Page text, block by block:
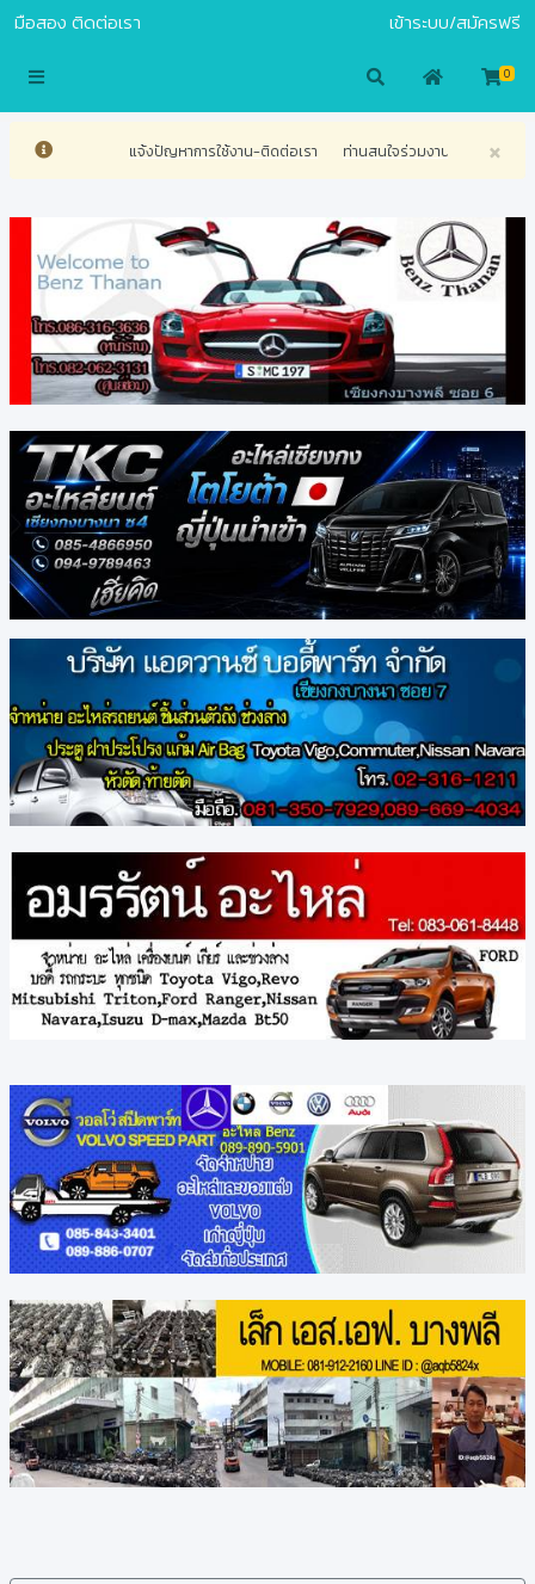
มือสอง ติดต่อเรา เข้าระบบ/สมัครฟรี
0
×
าการใช้งาน-ติดต่อเรา ท่านสนใจร่วมงานกับเรา สามารถติดต่อศูนย์บริการลูกค้าข